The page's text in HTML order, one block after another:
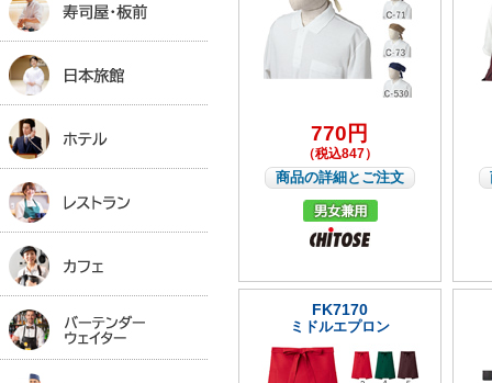
770円
（税込847）
商品の詳細とご注文
FK7170
ミドルエプロン